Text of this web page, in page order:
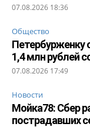
07.08.2026 18:36
Общество
Петербурженку
1,4 млн рублей
07.08.2026 17:49
Новости
Мойка78: Сбер
пострадавших